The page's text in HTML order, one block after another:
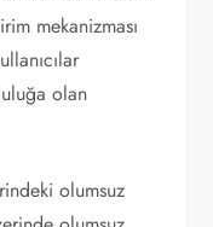
mekanizması
olan
olumsuz